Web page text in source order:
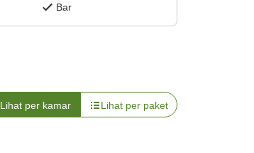
Bar
Lihat per kamar Lihat per paket